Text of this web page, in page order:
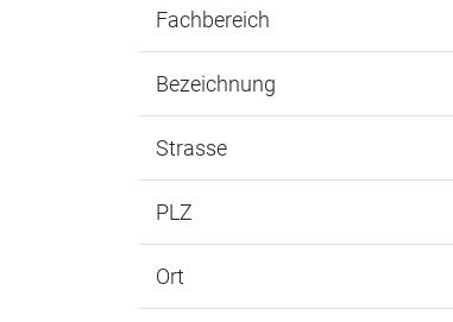
Fachbereich
Bezeichnung
Strasse
PLZ
Ort